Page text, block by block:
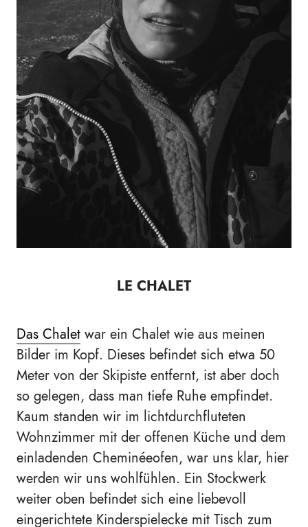
LE CHALET
Das Chalet war ein Chalet wie aus meinen
Bilder im Kopf. Dieses befindet sich etwa 50
Meter von der Skipiste entfernt, ist aber doch
so gelegen, dass man tiefe Ruhe empfindet.
Kaum standen wir im lichtdurchfluteten
Wohnzimmer mit der offenen Küche und dem
einladenden Cheminéeofen, war uns klar, hier
werden wir uns wohlfühlen. Ein Stockwerk
weiter oben befindet sich eine liebevoll
eingerichtete Kinderspielecke mit Tisch zum